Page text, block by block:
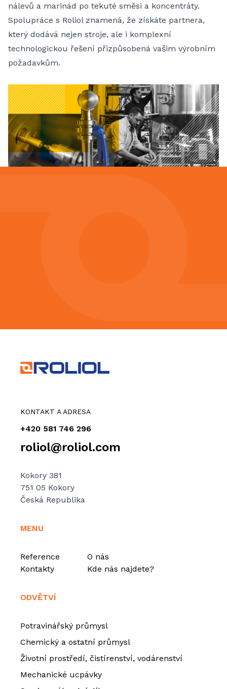
nálevů a marinád po tekuté směsi a koncentráty.
Spolupráce s Roliol znamená, že získáte partnera,
který dodává nejen stroje, ale i komplexní
technologickou řešení přizpůsobená vašim výrobním
požadavkům.
KONTAKT A ADRESA
+420 581 746 296
roliol@roliol.com
Kokory 381
751 05 Kokory
Česká Republika
MENU
Reference
O nás
Kontakty
Kde nás najdete?
ODVĚTVÍ
Potravinářský průmysl
Chemický a ostatní průmysl
Životní prostředí, čistírenství, vodárenství
Mechanické ucpávky